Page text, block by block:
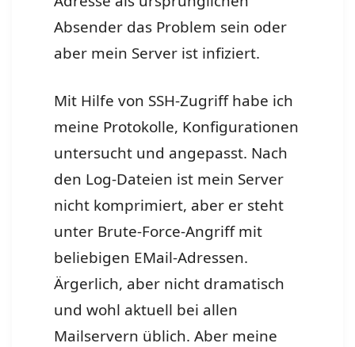
Absender das Problem sein oder
aber mein Server ist infiziert.
Mit Hilfe von SSH-Zugriff habe ich
meine Protokolle, Konfigurationen
untersucht und angepasst. Nach
den Log-Dateien ist mein Server
nicht komprimiert, aber er steht
unter Brute-Force-Angriff mit
beliebigen EMail-Adressen.
Ärgerlich, aber nicht dramatisch
und wohl aktuell bei allen
Mailservern üblich. Aber meine